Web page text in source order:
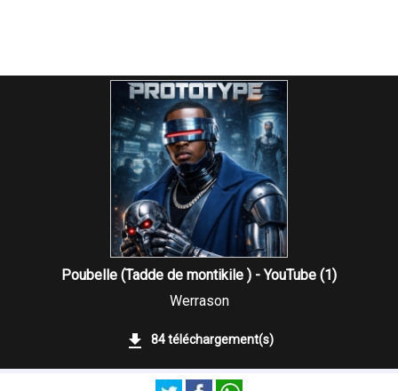
Poubelle (Tadde de montikile ) - YouTube (1)
Werrason
84 téléchargement(s)